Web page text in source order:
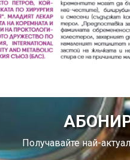
Получавайте най-